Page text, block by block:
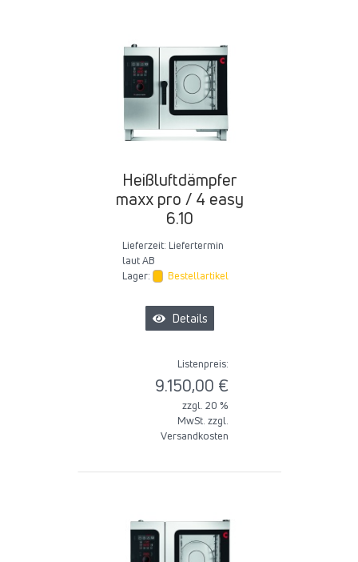
Heißluftdämpfer
maxx pro / 4 easy
6.10
Lieferzeit: Liefertermin
laut AB
Lager:
Bestellartikel
Details
Listenpreis:
9.150,00 €
zzgl. 20 %
MwSt. zzgl.
Versandkosten